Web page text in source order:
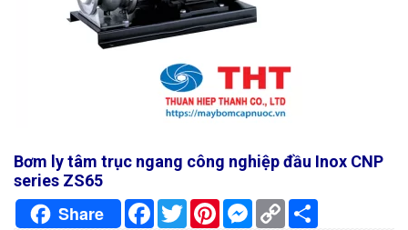
Bơm ly tâm trục ngang công nghiệp đầu Inox CNP
series ZS65
Share FacebookTwitterPinterestMessenger
Copy
Link